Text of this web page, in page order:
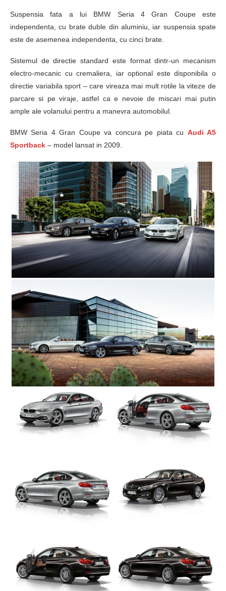
Suspensia fata a lui BMW Seria 4 Gran Coupe este
independenta, cu brate duble din aluminiu, iar suspensia spate
este de asemenea independenta, cu cinci brate.
Sistemul de directie standard este format dintr-un mecanism
electro-mecanic cu cremaliera, iar optional este disponibila o
directie variabila sport – care vireaza mai mult rotile la viteze de
parcare si pe viraje, astfel ca e nevoie de miscari mai putin
ample ale volanului pentru a manevra automobilul.
BMW Seria 4 Gran Coupe va concura pe piata cu Audi A5
Sportback – model lansat in 2009.